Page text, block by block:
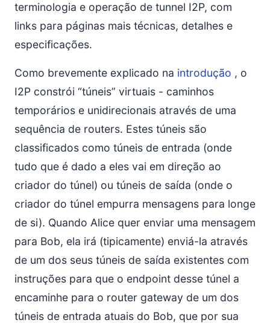
terminologia e operação de tunnel I2P, com
links para páginas mais técnicas, detalhes e
especificações.
Como brevemente explicado na introdução , o
I2P constrói “túneis” virtuais - caminhos
temporários e unidirecionais através de uma
sequência de routers. Estes túneis são
classificados como túneis de entrada (onde
tudo que é dado a eles vai em direção ao
criador do túnel) ou túneis de saída (onde o
criador do túnel empurra mensagens para longe
de si). Quando Alice quer enviar uma mensagem
para Bob, ela irá (tipicamente) enviá-la através
de um dos seus túneis de saída existentes com
instruções para que o endpoint desse túnel a
encaminhe para o router gateway de um dos
túneis de entrada atuais do Bob, que por sua